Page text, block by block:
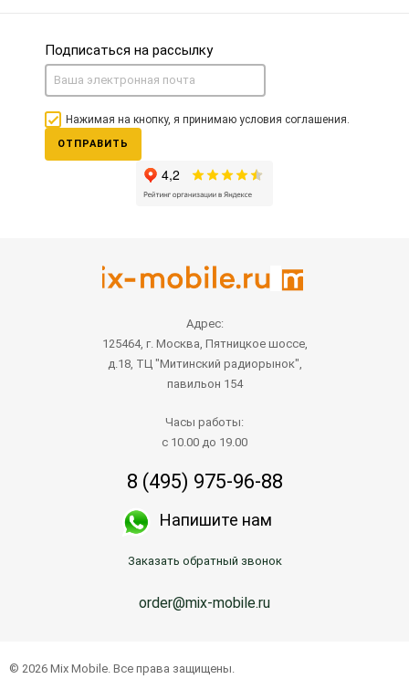
Подписаться на рассылку
Нажимая на кнопку, я принимаю условия соглашения.
ОТПРАВИТЬ
Адрес:
125464, г. Москва, Пятницкое шоссе,
д.18, ТЦ "Митинский радиорынок",
павильон 154
Часы работы:
с 10.00 до 19.00
8 (495) 975-96-88
Напишите нам
Заказать обратный звонок
order@mix-mobile.ru
© 2026 Mix Mobile. Все права защищены.